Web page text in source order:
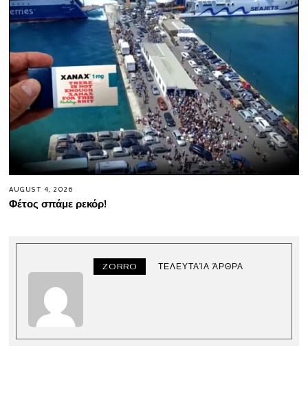
AUGUST 4, 2026
Φέτος σπάμε ρεκόρ!
ZORRO ΤΕΛΕΥΤΑΊΑ ΆΡΘΡΑ